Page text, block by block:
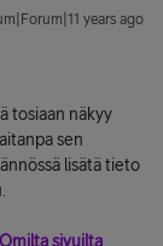
years ago
tosiaan näkyy
sen
lisätä tieto
Omilta sivuilta